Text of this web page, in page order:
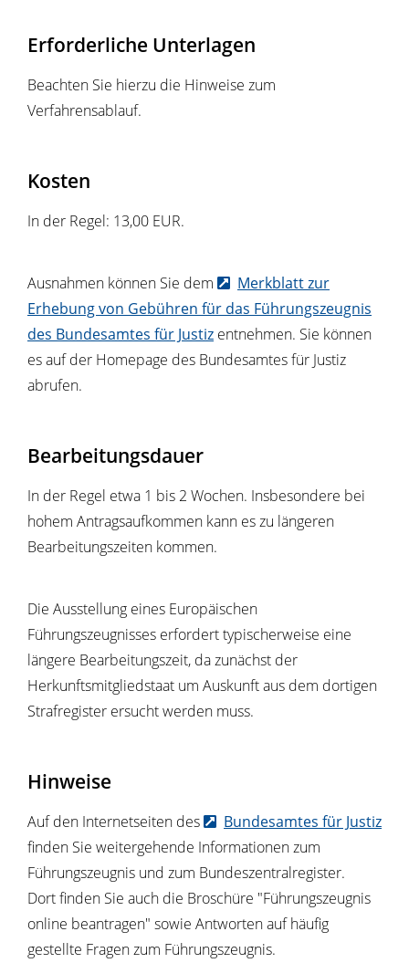
Erforderliche Unterlagen
Beachten Sie hierzu die Hinweise zum
Verfahrensablauf.
Kosten
In der Regel: 13,00 EUR.
Ausnahmen können Sie dem
Merkblatt zur
Erhebung von Gebühren für das Führungszeugnis
des Bundesamtes für Justiz entnehmen. Sie können
es auf der Homepage des Bundesamtes für Justiz
abrufen.
Bearbeitungsdauer
In der Regel etwa 1 bis 2 Wochen. Insbesondere bei
hohem Antragsaufkommen kann es zu längeren
Bearbeitungszeiten kommen.
Die Ausstellung eines Europäischen
Führungszeugnisses erfordert typischerweise eine
längere Bearbeitungszeit, da zunächst der
Herkunftsmitgliedstaat um Auskunft aus dem dortigen
Strafregister ersucht werden muss.
Hinweise
Auf den Internetseiten des
Bundesamtes für Justiz
finden Sie weitergehende Informationen zum
Führungszeugnis und zum Bundeszentralregister.
Dort finden Sie auch die Broschüre "Führungszeugnis
online beantragen" sowie Antworten auf häufig
gestellte Fragen zum Führungszeugnis.